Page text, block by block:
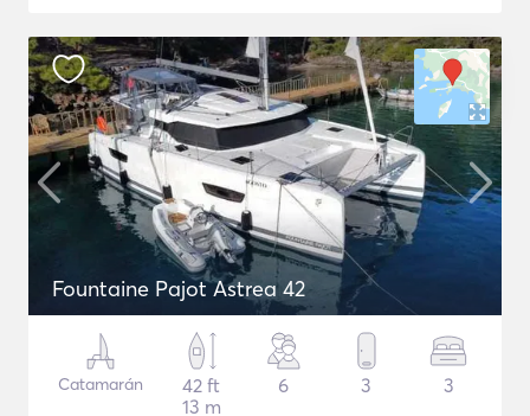
Fountaine Pajot Astrea 42
Catamarán
42 ft
13 m
6 3 3